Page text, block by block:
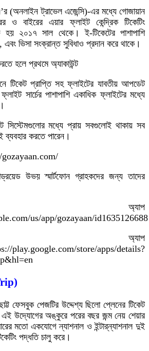
(অনলাইন ট্রাভেল এজেন্সি)-এর মধ্যে গোজায়ান
বাইরের এয়ার ফ্লাইট কেন্দ্রিক টিকেটিং
হয় ২০১৭ সাল থেকে। ই-টিকেটের পাশাপাশি
ভিসা সংক্রান্ত সুবিধাও প্রদান করে থাকে।
হলে প্রথমে অ্যাকাউন্ট
টিকেট প্রাপ্তি সহ ফ্লাইটের যাবতীয় আপডেট
সার্চের পাশাপাশি একাধিক ফ্লাইটের মধ্যে
সিস্টেমগুলোর মধ্যে প্রায় সবগুলোই থাকায় সব
ব্যবহার করতে পারেন।
gozayaan.com/
উভয় স্মার্টফোন গ্রাহকদের জন্য তাদের
অ্যাপ
us/app/gozayaan/id1635126688
অ্যাপ
store/apps/details?
ফেসবুক পেজটির উদ্দেশ্য ছিলো প্লেনের টিকেট
উদ্যোগের অঙ্কুরে পরের বছর জন্ম নেয় শেয়ার
মতো একযোগে ন্যাশনাল ও ইন্টার্‌ন্যাশনাল দুই
পদ্ধতি চালু করে।